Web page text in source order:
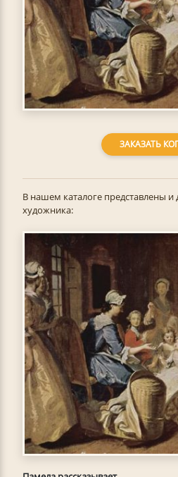
ЗАКАЗАТЬ
В нашем каталоге представлены и
художника: